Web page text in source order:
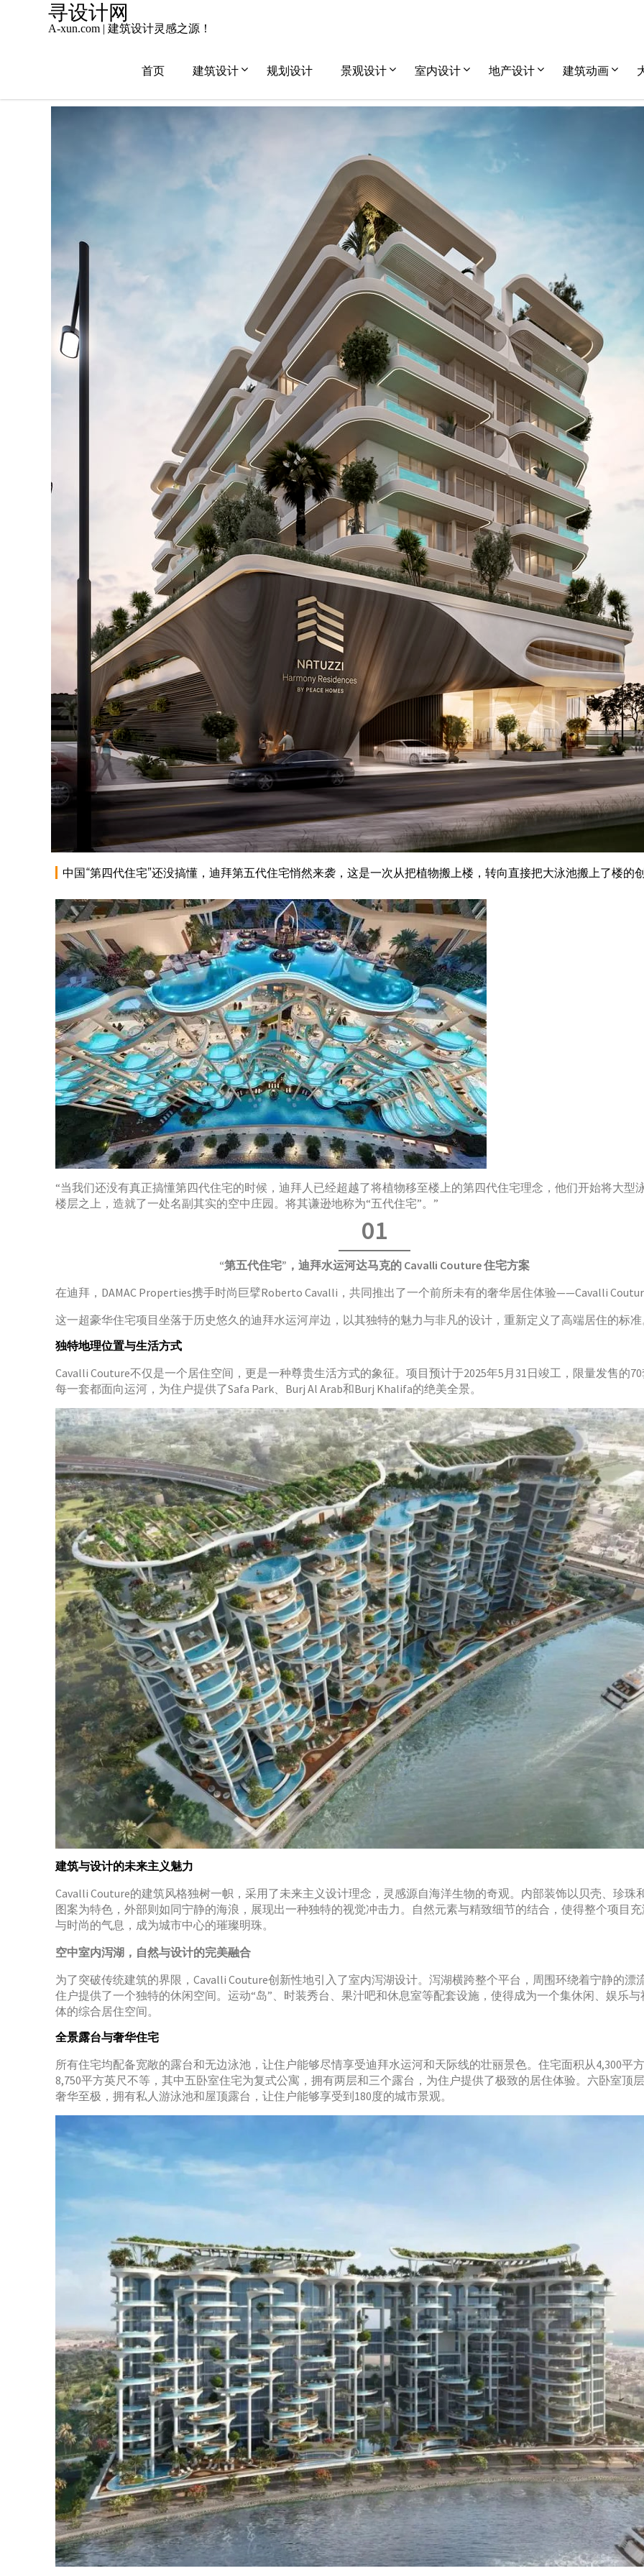
寻设计网
A-xun.com | 建筑设计灵感之源！
首页 建筑设计 规划设计 景观设计 室内设计 地产设计 建筑动画
中国“第四代住宅”还没搞懂，迪拜第五代住宅悄然来袭，这是一次从把植物搬上楼，转向直接把大泳池搬上了楼的
“当我们还没有真正搞懂第四代住宅的时候，迪拜人已经超越了将植物移至楼上的第四代住宅理念，他们开始将大型
楼层之上，造就了一处名副其实的空中庄园。将其谦逊地称为“五代住宅”。”
01
“第五代住宅”，迪拜水运河达马克的 Cavalli Couture 住宅方案
在迪拜，DAMAC Properties携手时尚巨擘Roberto Cavalli，共同推出了一个前所未有的奢华居住体验——Cavalli
这一超豪华住宅项目坐落于历史悠久的迪拜水运河岸边，以其独特的魅力与非凡的设计，重新定义了高端居住的标准
独特地理位置与生活方式
Cavalli Couture不仅是一个居住空间，更是一种尊贵生活方式的象征。项目预计于2025年5月31日竣工，限量发售的70
每一套都面向运河，为住户提供了Safa Park、Burj Al Arab和Burj Khalifa的绝美全景。
建筑与设计的未来主义魅力
Cavalli Couture的建筑风格独树一帜，采用了未来主义设计理念，灵感源自海洋生物的奇观。内部装饰以贝壳、珍珠
图案为特色，外部则如同宁静的海浪，展现出一种独特的视觉冲击力。自然元素与精致细节的结合，使得整个项目
与时尚的气息，成为城市中心的璀璨明珠。
空中室内泻湖， 自然与设计的完美融合
为了突破传统建筑的界限，Cavalli Couture创新性地引入了室内泻湖设计。泻湖横跨整个平台，周围环绕着宁静的漂
住户提供了一个独特的休闲空间。运动“岛”、时装秀台、果汁吧和休息室等配套设施，使得成为一个集休闲、娱乐与
体的综合居住空间。
全景露台与奢华住宅
所有住宅均配备宽敞的露台和无边泳池，让住户能够尽情享受迪拜水运河和天际线的壮丽景色。住宅面积从4,300平
8,750平方英尺不等，其中五卧室住宅为复式公寓，拥有两层和三个露台，为住户提供了极致的居住体验。六卧室顶
奢华至极，拥有私人游泳池和屋顶露台，让住户能够享受到180度的城市景观。